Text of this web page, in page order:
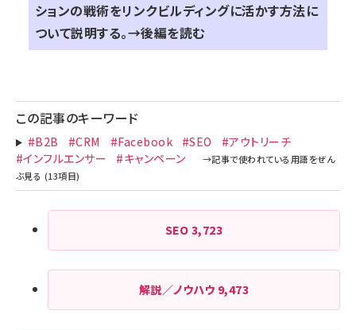
ションの戦術をリンクビルディングに活かす方法に
ついて説明する。→後編を読む
この記事のキーワード
#B2B #CRM #Facebook #SEO
#アウトリーチ
#インフルエンサー
#キャンペーン
SEO 3,723
解説／ノウハウ 9,473